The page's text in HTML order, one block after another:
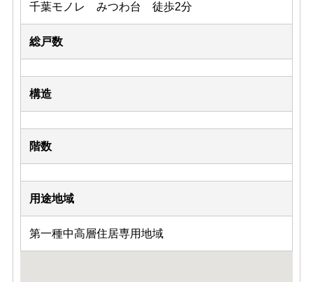
千葉モノレ みつわ台 徒歩2分
総戸数
構造
階数
用途地域
第一種中高層住居専用地域